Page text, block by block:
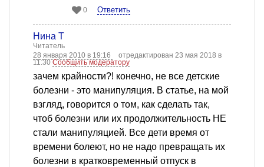
0 Ответить
Нина Т
Читатель
28 января 2010 в 19:16
отредактирован 23 мая 2018 в
11:30Сообщить модератору
зачем крайности?! конечно, не все детские
болезни - это манипуляция. В статье, на мой
взгляд, говорится о том, как сделать так,
чтоб болезни или их продолжительность НЕ
стали манипуляцией. Все дети время от
времени болеют, но не надо превращать их
болезни в кратковременный отпуск в